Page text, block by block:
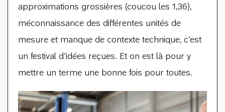
approximations grossières (coucou les 1,36),
méconnaissance des différentes unités de
mesure et manque de contexte technique, c’est
un festival d’idées reçues. Et on est là pour y
mettre un terme une bonne fois pour toutes.